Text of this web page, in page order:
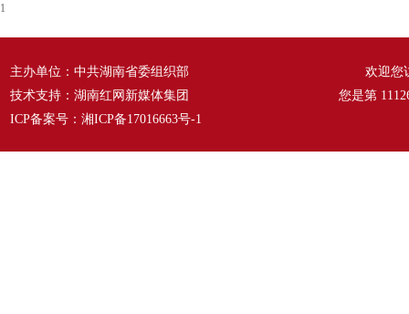
1
主办单位：中共湖南省委组织部
技术支持：湖南红网新媒体集团
ICP备案号： 湘ICP备17016663号-1
欢迎您
您是第